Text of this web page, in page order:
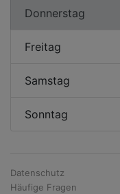
Donnerstag
Freitag
Samstag
Sonntag
Datenschutz
Häufige Fragen